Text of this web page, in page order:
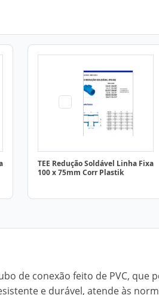
TEE Redução Soldável Linha Fixa
100 x 75mm Corr Plastik
de conexão feito de PVC, que
e durável, atende às